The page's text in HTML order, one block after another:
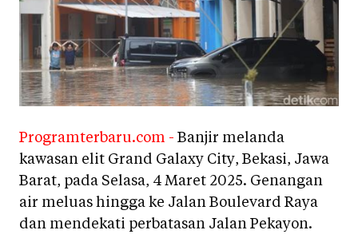
Programterbaru.com - Banjir melanda
kawasan elit Grand Galaxy City, Bekasi, Jawa
Barat, pada Selasa, 4 Maret 2025. Genangan
air meluas hingga ke Jalan Boulevard Raya
dan mendekati perbatasan Jalan Pekayon.